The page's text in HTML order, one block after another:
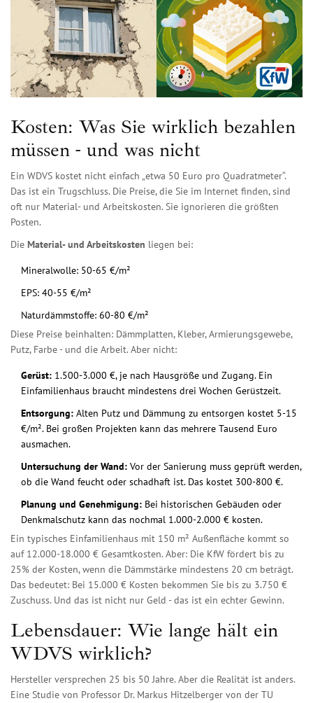
Kosten: Was Sie wirklich bezahlen
müssen - und was nicht
Ein WDVS kostet nicht einfach „etwa 50 Euro pro Quadratmeter“.
Das ist ein Trugschluss. Die Preise, die Sie im Internet finden, sind
oft nur Material- und Arbeitskosten. Sie ignorieren die größten
Posten.
Die Material- und Arbeitskosten liegen bei:
Mineralwolle: 50-65 €/m²
EPS: 40-55 €/m²
Naturdämmstoffe: 60-80 €/m²
Diese Preise beinhalten: Dämmplatten, Kleber, Armierungsgewebe,
Putz, Farbe - und die Arbeit. Aber nicht:
Gerüst: 1.500-3.000 €, je nach Hausgröße und Zugang. Ein
Einfamilienhaus braucht mindestens drei Wochen Gerüstzeit.
Entsorgung: Alten Putz und Dämmung zu entsorgen kostet 5-15
€/m². Bei großen Projekten kann das mehrere Tausend Euro
ausmachen.
Untersuchung der Wand: Vor der Sanierung muss geprüft werden,
ob die Wand feucht oder schadhaft ist. Das kostet 300-800 €.
Planung und Genehmigung: Bei historischen Gebäuden oder
Denkmalschutz kann das nochmal 1.000-2.000 € kosten.
Ein typisches Einfamilienhaus mit 150 m² Außenfläche kommt so
auf 12.000-18.000 € Gesamtkosten. Aber: Die KfW fördert bis zu
25% der Kosten, wenn die Dämmstärke mindestens 20 cm beträgt.
Das bedeutet: Bei 15.000 € Kosten bekommen Sie bis zu 3.750 €
Zuschuss. Und das ist nicht nur Geld - das ist ein echter Gewinn.
Lebensdauer: Wie lange hält ein
WDVS wirklich?
Hersteller versprechen 25 bis 50 Jahre. Aber die Realität ist anders.
Eine Studie von Professor Dr. Markus Hitzelberger von der TU